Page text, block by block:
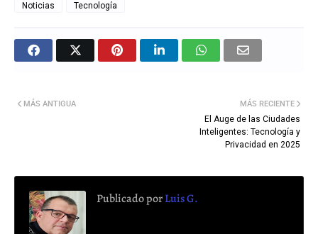
Noticias Tecnología
MÁS RECIENTE
El Auge de las Ciudades
Inteligentes: Tecnología y
Privacidad en 2025
MÁS ANTIGUA
Publicado porLuis G.